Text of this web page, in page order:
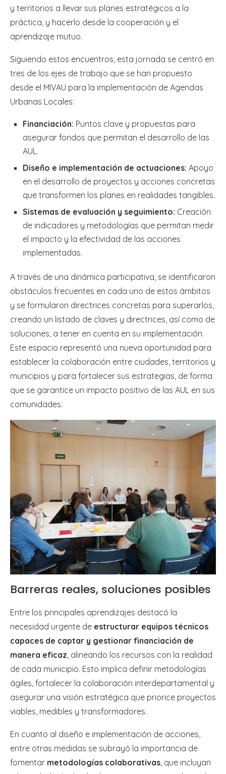
y territorios a llevar sus planes estratégicos a la
práctica, y hacerlo desde la cooperación y el
aprendizaje mutuo.
Siguiendo estos encuentros, esta jornada se centró en
tres de los ejes de trabajo que se han propuesto
desde el MIVAU para la implementación de Agendas
Urbanas Locales:
Financiación: Puntos clave y propuestas para
asegurar fondos que permitan el desarrollo de las
AUL.
Diseño e implementación de actuaciones: Apoyo
en el desarrollo de proyectos y acciones concretas
que transformen los planes en realidades tangibles.
Sistemas de evaluación y seguimiento: Creación
de indicadores y metodologías que permitan medir
el impacto y la efectividad de las acciones
implementadas.
A través de una dinámica participativa, se identificaron
obstáculos frecuentes en cada uno de estos ámbitos
y se formularon directrices concretas para superarlos,
creando un listado de claves y directrices, así como de
soluciones, a tener en cuenta en su implementación.
Este espacio representó una nueva oportunidad para
establecer la colaboración entre ciudades, territorios y
municipios y para fortalecer sus estrategias, de forma
que se garantice un impacto positivo de las AUL en sus
comunidades.
Barreras reales, soluciones posibles
Entre los principales aprendizajes destacó la
necesidad urgente de estructurar equipos técnicos
capaces de captar y gestionar financiación de
manera eficaz, alineando los recursos con la realidad
de cada municipio. Esto implica definir metodologías
ágiles, fortalecer la colaboración interdepartamental y
asegurar una visión estratégica que priorice proyectos
viables, medibles y transformadores.
En cuanto al diseño e implementación de acciones,
entre otras medidas se subrayó la importancia de
fomentar metodologías colaborativas, que incluyan